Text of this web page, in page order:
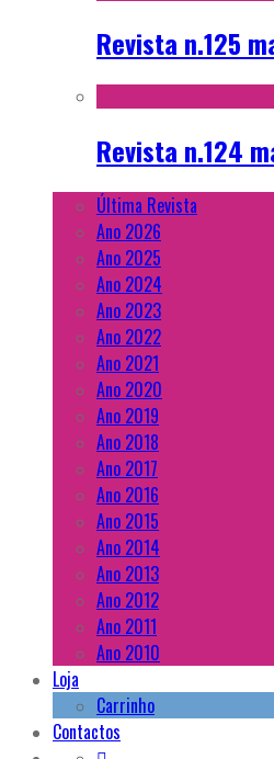
Revista n.125
Revista n.124
Última Revista
Ano 2026
Ano 2025
Ano 2024
Ano 2023
Ano 2022
Ano 2021
Ano 2020
Ano 2019
Ano 2018
Ano 2017
Ano 2016
Ano 2015
Ano 2014
Ano 2013
Ano 2012
Ano 2011
Ano 2010
Loja
Carrinho
Contactos